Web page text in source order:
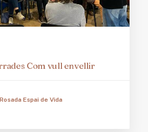
Com vull envellir
Espai de Vida